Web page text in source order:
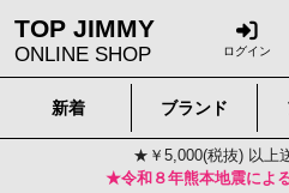
TOP JIMMY
ONLINE SHOP ログイン
新着 ブランド
★￥5,000(税抜) 以上
★令和８年熊本地震によ